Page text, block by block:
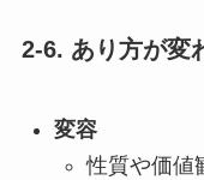
2-6. あり方が変
変容
性質や価値